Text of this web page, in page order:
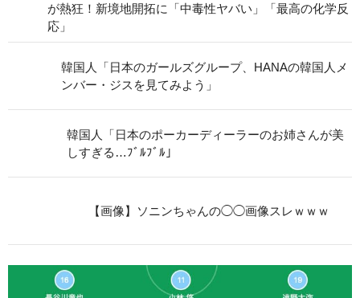
が熱狂！新境地開拓に「中毒性ヤバい」「最高の化学反
応」
韓国人「日本のガールズグループ、HANAの韓国人メ
ンバー・ジスを見てみよう」
韓国人「日本のポーカーディーラーのお姉さんが美
しすぎる…ﾌﾞﾙﾌﾞﾙ」
【画像】ソニンちゃんの◯◯画像スレｗｗｗ